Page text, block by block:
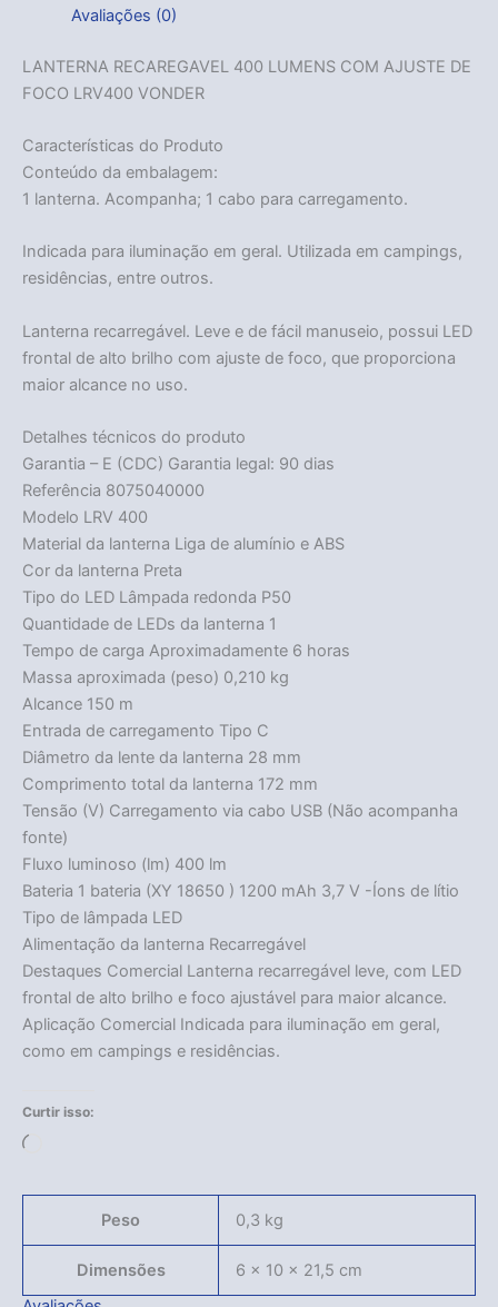
Avaliações (0)
LANTERNA RECAREGAVEL 400 LUMENS COM AJUSTE DE
FOCO LRV400 VONDER
Características do Produto
Conteúdo da embalagem:
1 lanterna. Acompanha; 1 cabo para carregamento.
Indicada para iluminação em geral. Utilizada em campings,
residências, entre outros.
Lanterna recarregável. Leve e de fácil manuseio, possui LED
frontal de alto brilho com ajuste de foco, que proporciona
maior alcance no uso.
Detalhes técnicos do produto
Garantia – E (CDC) Garantia legal: 90 dias
Referência 8075040000
Modelo LRV 400
Material da lanterna Liga de alumínio e ABS
Cor da lanterna Preta
Tipo do LED Lâmpada redonda P50
Quantidade de LEDs da lanterna 1
Tempo de carga Aproximadamente 6 horas
Massa aproximada (peso) 0,210 kg
Alcance 150 m
Entrada de carregamento Tipo C
Diâmetro da lente da lanterna 28 mm
Comprimento total da lanterna 172 mm
Tensão (V) Carregamento via cabo USB (Não acompanha
fonte)
Fluxo luminoso (lm) 400 lm
Bateria 1 bateria (XY 18650 ) 1200 mAh 3,7 V -Íons de lítio
Tipo de lâmpada LED
Alimentação da lanterna Recarregável
Destaques Comercial Lanterna recarregável leve, com LED
frontal de alto brilho e foco ajustável para maior alcance.
Aplicação Comercial Indicada para iluminação em geral,
como em campings e residências.
Curtir isso:
Peso 0,3 kg
Dimensões
6 × 10 × 21,5 cm